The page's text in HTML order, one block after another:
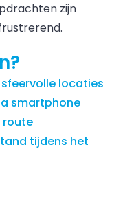
zijn
locaties
smartphone
route
tijdens het